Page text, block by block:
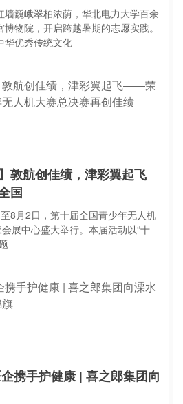
巍峨翠柏浓荫，华北电力大学百余
物院，开启跨越暑期的志愿实践。
华优秀传统文化
敦航创佳绩，津彩翼起飞
国
8月2日，第十届全国青少年无人机
展中心盛大举行。本届活动以“十
携手护健康 | 喜之郎集团向